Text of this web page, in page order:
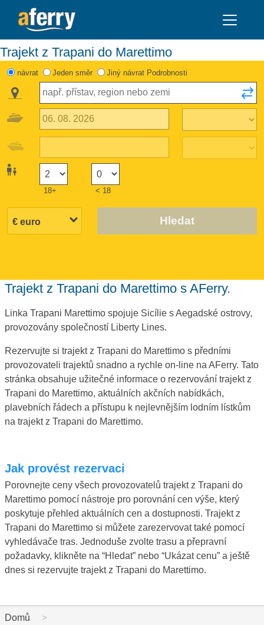
Trajekt z Trapani do Marettimo
návrat Jeden směr Jiný návrat Podrobnosti
18+ < 18
Hledat
Trajekt z Trapani do Marettimo s AFerry.
Linka Trapani Marettimo spojuje Sicílie s Aegadské ostrovy,
provozovány společností Liberty Lines.
Rezervujte si trajekt z Trapani do Marettimo s předními
provozovateli trajektů snadno a rychle on-line na AFerry. Tato
stránka obsahuje užitečné informace o rezervování trajekt z
Trapani do Marettimo, aktuálních akčních nabídkách,
plavebních řádech a přístupu k nejlevnějším lodním lístkům
na trajekt z Trapani do Marettimo.
Jak provést rezervaci
Porovnejte ceny všech provozovatelů trajekt z Trapani do
Marettimo pomocí nástroje pro porovnání cen výše, který
poskytuje přehled aktuálních cen a dostupnosti. Trajekt z
Trapani do Marettimo si můžete zarezervovat také pomocí
vyhledávače tras. Jednoduše zvolte trasu a přepravní
požadavky, klikněte na “Hledat” nebo “Ukázat cenu” a ještě
dnes si rezervujte trajekt z Trapani do Marettimo.
Domů